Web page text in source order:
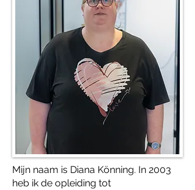
Mijn naam is Diana Könning. In 2003
heb ik de opleiding tot